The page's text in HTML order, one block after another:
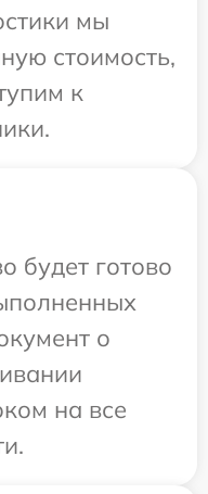
мы
стоимость,
к
будет готово
о
на все